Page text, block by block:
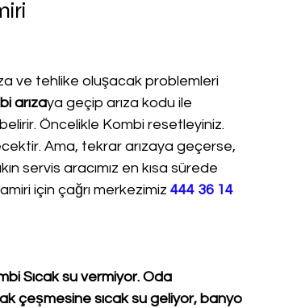
ve tehlike oluşacak problemleri
arızaya geçip arıza kodu ile
Öncelikle Kombi resetleyiniz.
Ama, tekrar arızaya geçerse,
servis aracımız en kısa sürede
için çağrı merkezimiz 444 36 14
Sıcak su vermiyor. Oda
çeşmesine sıcak su geliyor, banyo